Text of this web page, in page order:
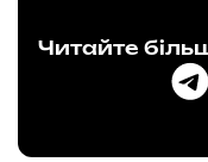
Читайте